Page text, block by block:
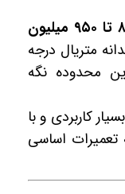
۸۵۰ تا ۹۵۰ میلیون
متریال درجه
محدوده نگه
کاربردی و با
اساسی